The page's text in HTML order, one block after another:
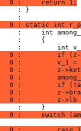
0 :     return 1;
: }
:
0 : static int
:     int
:     {
:         int
0 :         if
0 :         v_1 =
0 :         z-
0 :
0 :         if
0 :         z-
0 :         z->lb
:     }
0 :     switch